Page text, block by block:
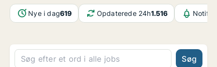
Nye i dag619 Opdaterede 24h1.516
Søg